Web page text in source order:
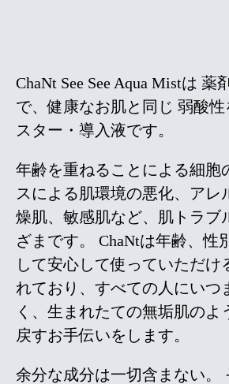
ChaNt See See Aqua Mistは 薬
で、健康なお肌と同じ 弱酸性
スター・導入液です。
年齢を重ねることによる細胞
スによる肌環境の悪化、アレ
燥肌、敏感肌など、肌トラブ
ざまです。
ChaNtは年齢、性
して安心して使っていただけ
れており、すべての人にいつ
く、生まれたての無垢肌のよ
戻すお手伝いをします。
余分な成分は一切含まない。